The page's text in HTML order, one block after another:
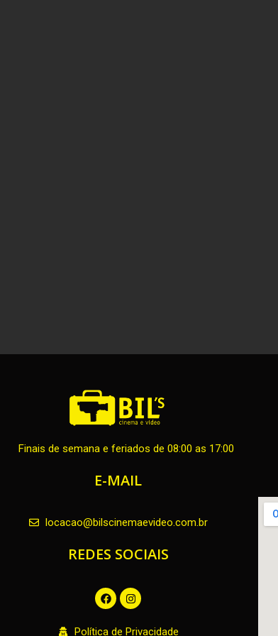
Finais de semana e feriados de 08:00 as 17:00
E-MAIL
locacao@bilscinemaevideo.com.br
REDES SOCIAIS
F
a
c
I
n
s
t
Política de Privacidade